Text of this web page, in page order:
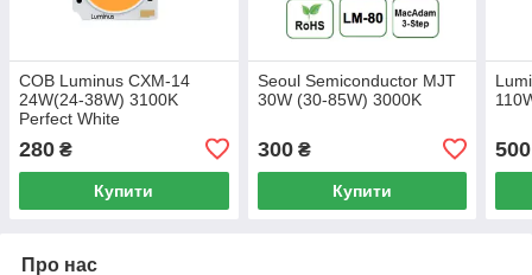
COB Luminus CXM-14
24W(24-38W) 3100K
Perfect White
280 ₴
Купити
Seoul Semiconductor MJT
30W (30-85W) 3000K
300₴
Купити
500
Про нас